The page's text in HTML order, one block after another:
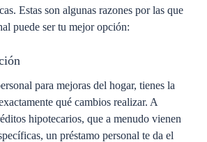
Estas son algunas razones por las que
puede ser tu mejor opción:
para mejoras del hogar, tienes la
qué cambios realizar. A
hipotecarios, que a menudo vienen
un préstamo personal te da el